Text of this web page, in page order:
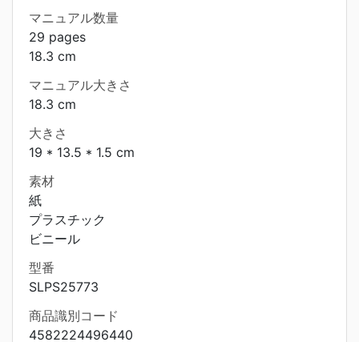
マニュアル数量
29 pages
18.3 cm
マニュアル大きさ
18.3 cm
大きさ
19 * 13.5 * 1.5 cm
素材
紙
プラスチック
ビニール
型番
SLPS25773
商品識別コード
4582224496440